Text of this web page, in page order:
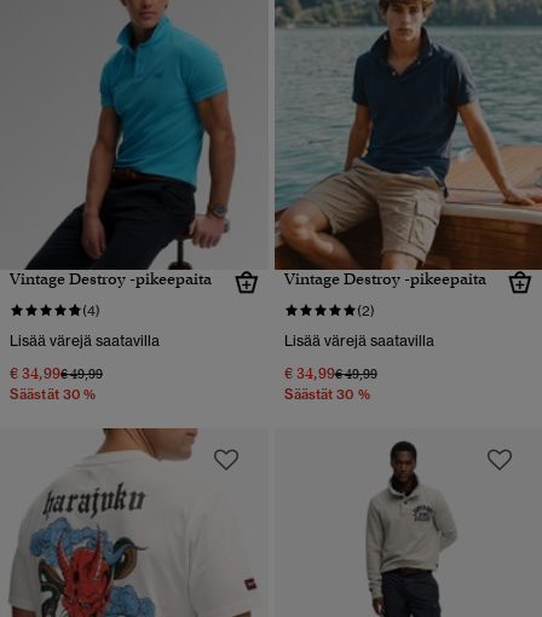
Vintage Destroy -pikeepaita
(4)
Lisää värejä saatavilla
€ 34,99Hinta alennettu hinnasta
€ 49,99hintaan
Säästät 30 %
Vintage Destroy -pikeepaita
(2)
Lisää värejä saatavilla
€ 34,99Hinta alennettu hinnasta
€ 49,99hintaan
Säästät 30 %